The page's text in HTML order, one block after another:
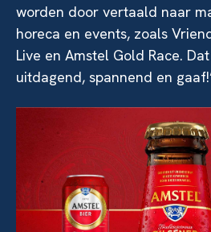
worden door vertaald naar
horeca en events, zoals
Live en Amstel Gold Race.
uitdagend, spannend en